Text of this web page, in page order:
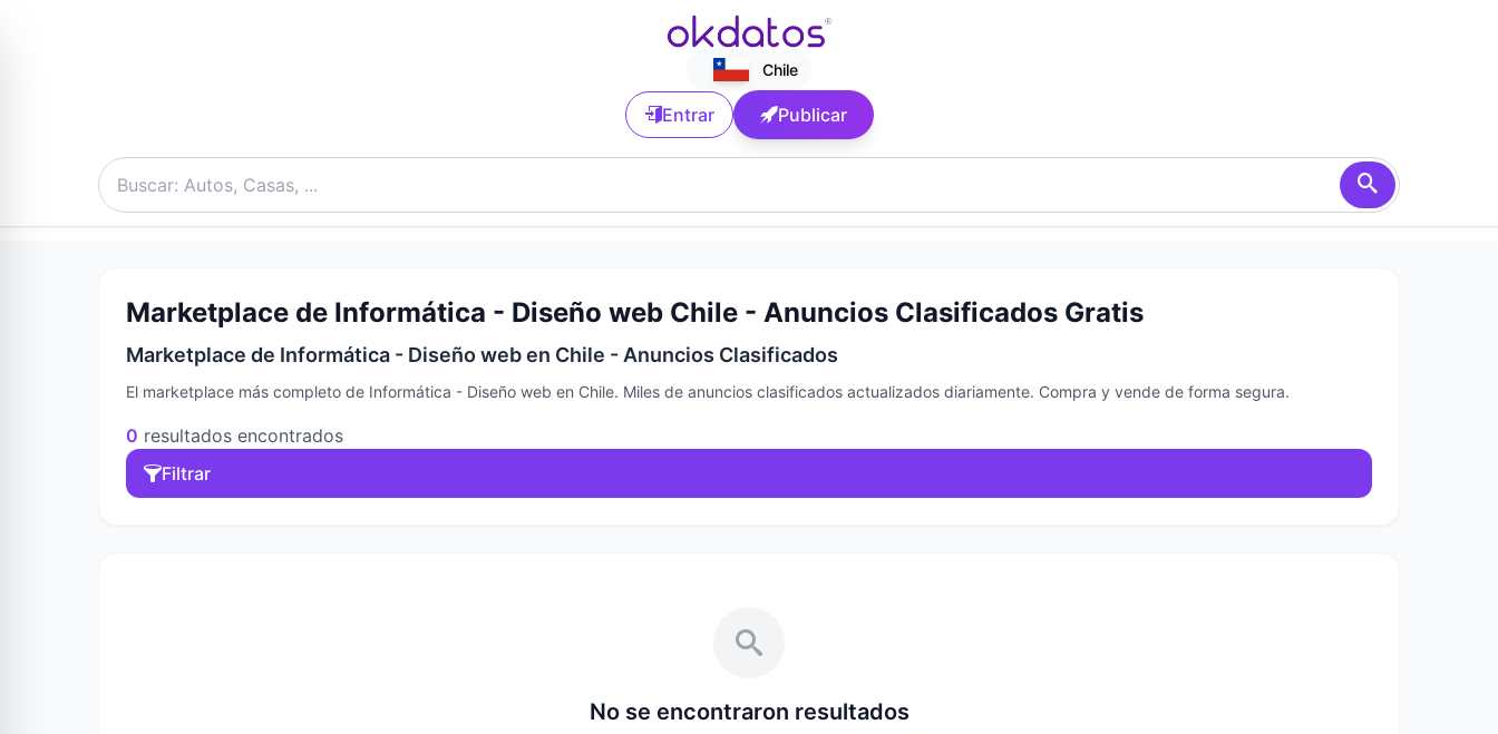
Chile
Entrar Publicar
Marketplace de Informática - Diseño web Chile - Anuncios Clasificados Gratis
Marketplace de Informática - Diseño web en Chile - Anuncios Clasificados
El marketplace más completo de Informática - Diseño web en Chile. Miles de anuncios clasificados actualizados diariamente. Compra y vende de forma segura.
0 resultados encontrados
Filtrar
No se encontraron resultados